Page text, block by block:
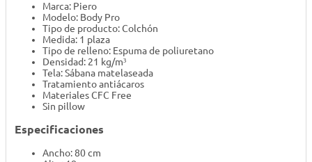
Marca: Piero
Modelo: Body Pro
Tipo de producto: Colchón
Medida: 1 plaza
Tipo de relleno: Espuma de poliuretano
Densidad: 21 kg/m³
Tela: Sábana matelaseada
Tratamiento antiácaros
Materiales CFC Free
Sin pillow
Especificaciones
Ancho: 80 cm